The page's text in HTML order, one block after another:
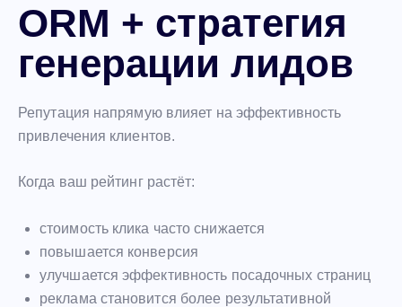
ORM + стратегия
генерации лидов
Репутация напрямую влияет на эффективность
привлечения клиентов.
Когда ваш рейтинг растёт:
стоимость клика часто снижается
повышается конверсия
улучшается эффективность посадочных страниц
реклама становится более результативной